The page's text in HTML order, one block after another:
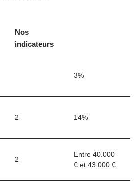
Nos
indicateurs
3%
2 14%
2
Entre 40.000
€ et 43.000 €